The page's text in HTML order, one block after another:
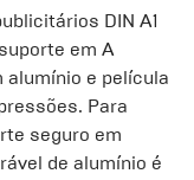
DIN A1
em A
alumínio e película
Para
seguro em
de alumínio é